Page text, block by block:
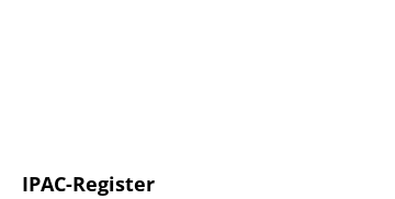
IPAC-Register